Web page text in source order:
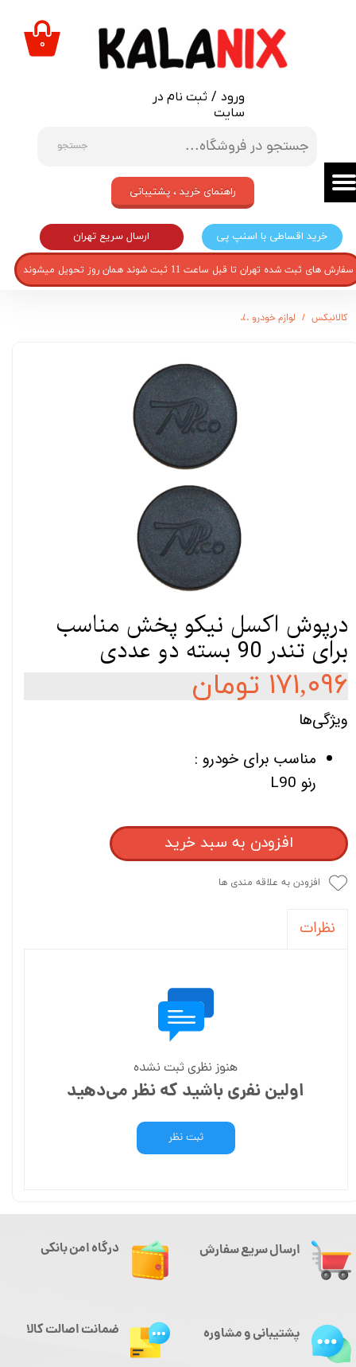
جستجو
ورود / ثبت نام در
سایت
حساب کاربری من
تغییر گذر واژه
خروج از حساب کاربری
۰
خرید اقساطی با اسنپ پی ارسال سریع تهران
راهنمای خرید ، پشتیبانی
سفارش های ثبت شده تهران تا قبل ساعت 11 ثبت شوند همان روز تحویل میشوند
کالانیکس لوازم خودرو
درپوش اکسل نیکو پخش مناسب
برای تندر 90 بسته دو عددی
۱۷۱,۰۹۶ تومان
ویژگی‌ها
مناسب برای خودرو :
رنو L90
افزودن به سبد خرید
افزودن به علاقه مندی ها
نظرات
هنوز نظری ثبت نشده
اولین نفری باشید که نظر می‌دهید
ثبت نظر
ارسال سریع سفارش درگاه امن بانکی
پشتیبانی و مشاوره ضمانت اصالت کالا